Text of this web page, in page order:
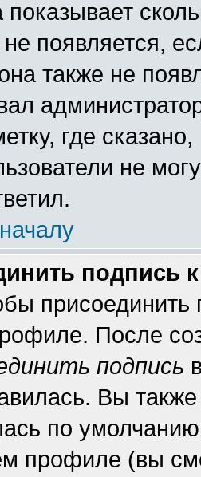
показывает
появляется,
также не
где
не
подпись
После
подпись
Вы
по
профиле (вы